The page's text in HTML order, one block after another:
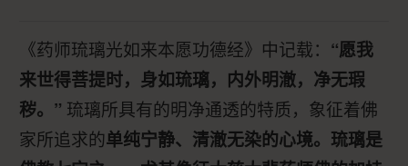
《药师琉璃光如来本愿功德经》中记载： “愿我
来世得菩提时，身如琉璃，内外明澈，净无瑕
秽。” 琉璃所具有的明净通透的特质，象征着佛
家所追求的单纯宁静、清澈无染的心境。琉璃是